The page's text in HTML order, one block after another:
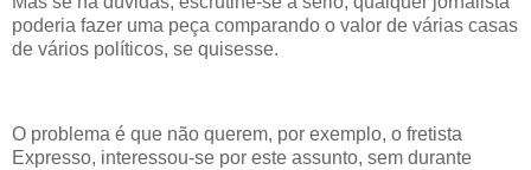
poderia fazer uma peça comparando o valor de várias casas
de vários políticos, se quisesse.
O problema é que não querem, por exemplo, o fretista
Expresso, interessou-se por este assunto, sem durante